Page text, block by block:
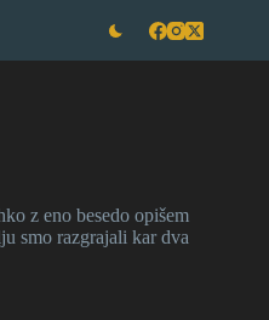
z eno besedo opišem
smo razgrajali kar dva